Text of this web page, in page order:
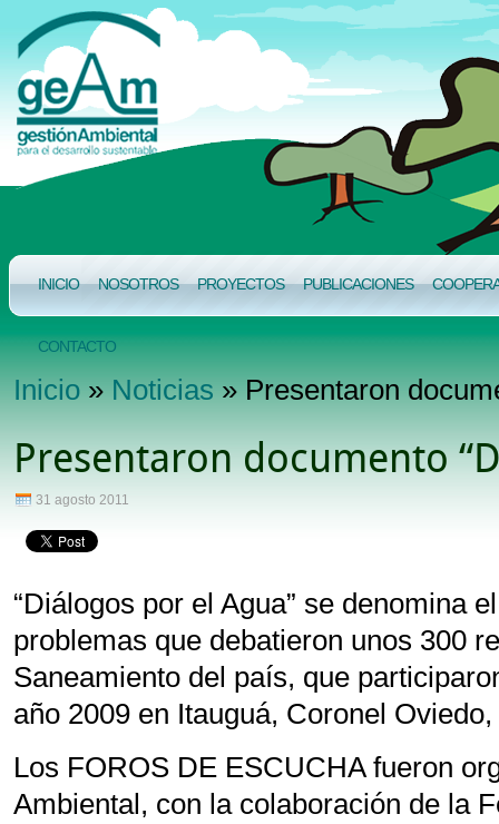
INICIO NOSOTROS PROYECTOS PUBLICACIONES
CONTACTO
Inicio»Noticias» Presentaron
Presentaron documento
31 agosto 2011
“Diálogos por el Agua” se denomina
problemas que debatieron unos 300
Saneamiento del país, que
año 2009 en Itauguá, Coronel
Los FOROS DE ESCUCHA fueron
Ambiental, con la colaboración de la